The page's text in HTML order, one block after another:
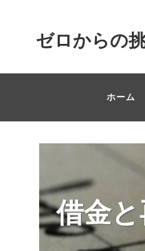
ゼロからの
ホーム
借金